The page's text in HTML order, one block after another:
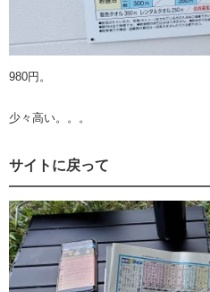
980円。
少々高い。。。
サイトに戻って